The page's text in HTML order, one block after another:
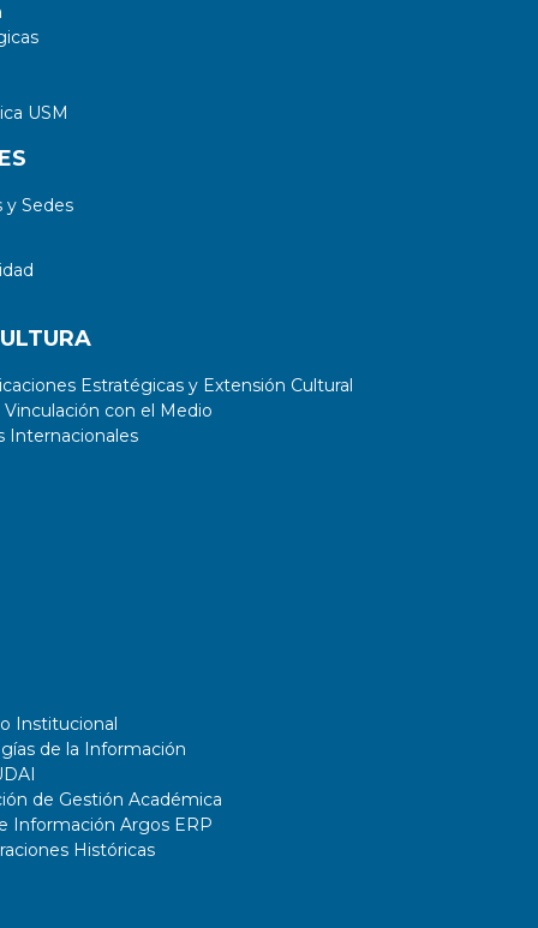
USM
Sedes
Estratégicas y Extensión Cultural
con el Medio
Internacionales
Institucional
de la Información
de Gestión Académica
Información Argos ERP
Históricas